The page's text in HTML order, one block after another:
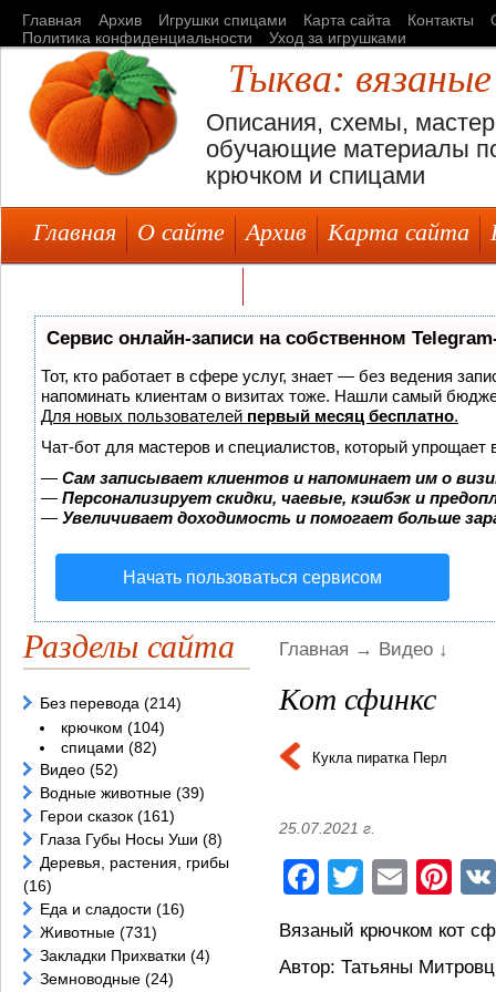
Главная Архив Игрушки спицами Карта сайта Контакты
Политика конфиденциальности
Уход за игрушками
Тыква:
Описания, схемы,
обучающие материалы
крючком и спицами
Главная О сайте Архив Карта сайта
Сервис онлайн-записи на собственном
Тот, кто работает в сфере услуг, знает — без ведения
напоминать клиентам о визитах тоже. Нашли самый
Для новых пользователей первый месяц бесплатно.
Чат-бот для мастеров и специалистов, который упрощает
— Сам записывает клиентов и напоминает им о
— Персонализирует скидки, чаевые, кэшбэк и
— Увеличивает доходимость и помогает больше
Начать пользоваться сервисом
Главная → Видео ↓
Кот сфинкс
Кукла пиратка Перл
25.07.2021 г.
Facebook
Twitter
Email
Вязаный крючком кот
Автор: Татьяны
Разделы сайта
Без перевода (214)
крючком (104)
спицами (82)
Видео (52)
Водные животные (39)
Герои сказок (161)
Глаза Губы Носы Уши (8)
Деревья, растения, грибы
(16)
Еда и сладости (16)
Животные (731)
Закладки Прихватки (4)
Земноводные (24)